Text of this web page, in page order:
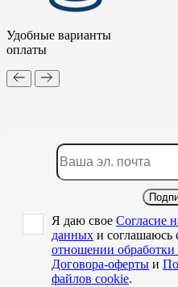
Удобные варианты
оплаты
Я даю свое Согласие
данных и соглашаюсь
отношении
Договора-оферты и
файлов cookie.